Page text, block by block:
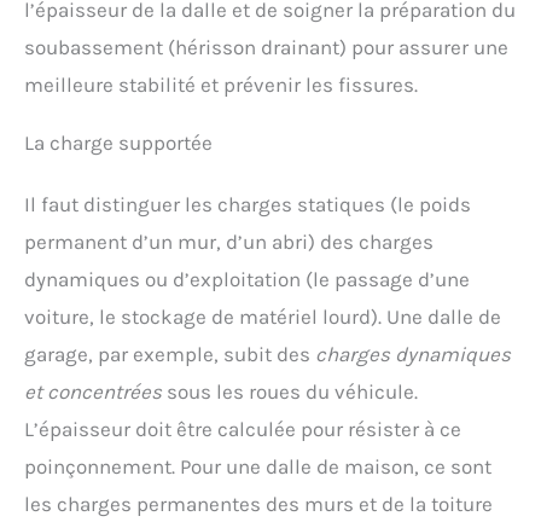
l’épaisseur de la dalle et de soigner la préparation du
soubassement (hérisson drainant) pour assurer une
meilleure stabilité et prévenir les fissures.
La charge supportée
Il faut distinguer les charges statiques (le poids
permanent d’un mur, d’un abri) des charges
dynamiques ou d’exploitation (le passage d’une
voiture, le stockage de matériel lourd). Une dalle de
garage, par exemple, subit des charges dynamiques
et concentrées sous les roues du véhicule.
L’épaisseur doit être calculée pour résister à ce
poinçonnement. Pour une dalle de maison, ce sont
les charges permanentes des murs et de la toiture